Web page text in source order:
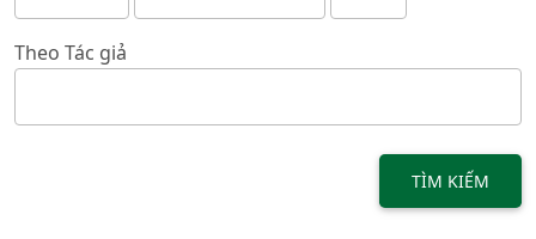
Theo Tác giả
TÌM KIẾM